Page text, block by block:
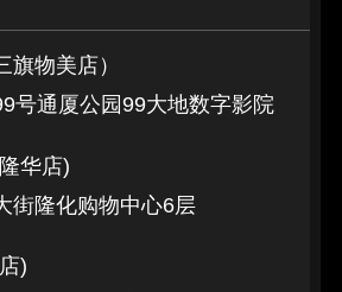
旗物美店）
号通厦公园99大地数字影院
华店)
街隆化购物中心6层
)